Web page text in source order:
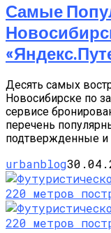
Самые
Десять самых
Новосибирске по
сервисе
перечень
подтвержденные и
urbanblog